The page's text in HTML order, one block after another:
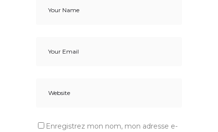
Enregistrez mon nom, mon adresse e-